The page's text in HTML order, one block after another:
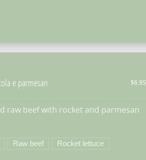
e parmesan $6.95
raw beef with rocket and parmesan
Raw beef Rocket lettuce